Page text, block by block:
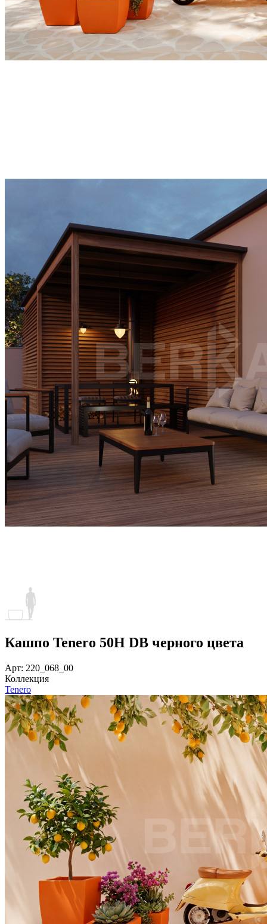
Кашпо Tenero 50H DB черного цвета
Арт: 220_068_00
Коллекция
Tenero